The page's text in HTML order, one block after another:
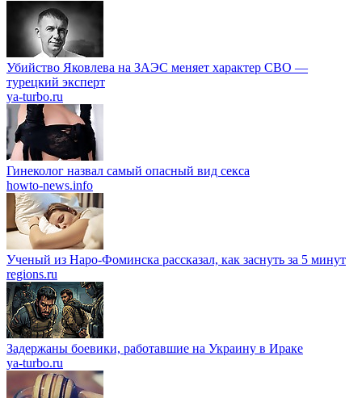
Убийство Яковлева на ЗАЭС меняет характер СВО —
турецкий эксперт
ya-turbo.ru
Гинеколог назвал самый опасный вид секса
howto-news.info
Ученый из Наро-Фоминска рассказал, как заснуть за 5 минут
regions.ru
Задержаны боевики, работавшие на Украину в Ираке
ya-turbo.ru